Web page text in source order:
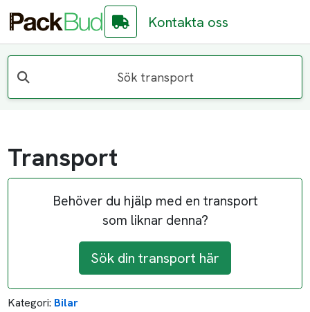
Kontakta oss
Sök transport
Transport
Behöver du hjälp med en transport
som liknar denna?
Sök din transport här
Kategori: Bilar